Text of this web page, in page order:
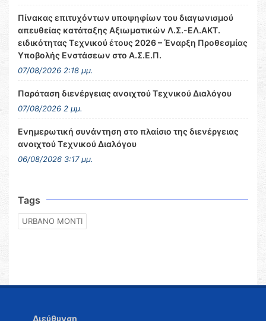
Πίνακας επιτυχόντων υποψηφίων του διαγωνισμού
απευθείας κατάταξης Αξιωματικών Λ.Σ.-ΕΛ.ΑΚΤ.
ειδικότητας Τεχνικού έτους 2026 – Έναρξη Προθεσμίας
Υποβολής Ενστάσεων στο Α.Σ.Ε.Π.
07/08/2026 2:18 μμ.
Παράταση διενέργειας ανοιχτού Τεχνικού Διαλόγου
07/08/2026 2 μμ.
Ενημερωτική συνάντηση στο πλαίσιο της διενέργειας
ανοιχτού Τεχνικού Διαλόγου
06/08/2026 3:17 μμ.
Tags
URBANO MONTI
Διεύθυνση